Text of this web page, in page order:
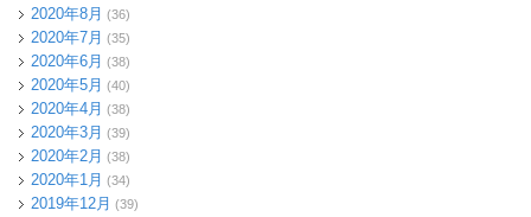
2020年8月 (36)
2020年7月 (35)
2020年6月 (38)
2020年5月 (40)
2020年4月 (38)
2020年3月 (39)
2020年2月 (38)
2020年1月 (34)
2019年12月 (39)